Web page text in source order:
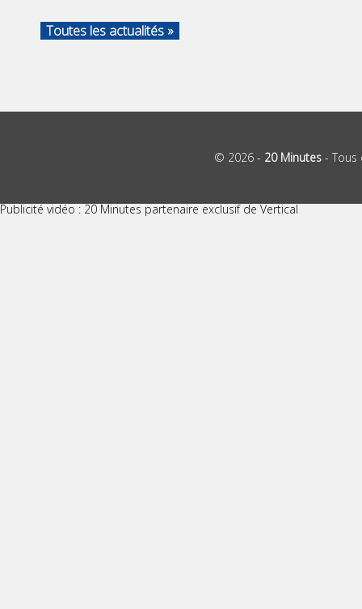
Toutes les actualités »
© 2026 - 20 Minutes -
Publicité vidéo : 20 Minutes partenaire exclusif de Vertical